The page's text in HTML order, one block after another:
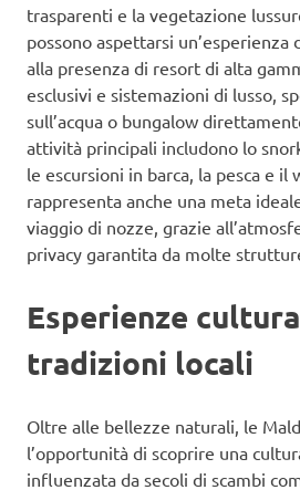
trasparenti e la vegetazione
possono aspettarsi
alla presenza di resort di alta
esclusivi e sistemazioni di lusso,
sull’acqua o bungalow
attività principali includono lo
le escursioni in barca, la pesca e il
rappresenta anche una meta
viaggio di nozze, grazie
privacy garantita da molte
Esperienze
tradizioni locali
Oltre alle bellezze naturali, le
l’opportunità di scoprire una
influenzata da secoli di scambi